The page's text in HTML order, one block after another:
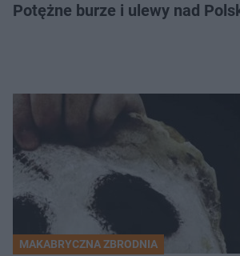
Potężne burze i ulewy nad
MAKABRYCZNA ZBRODNIA